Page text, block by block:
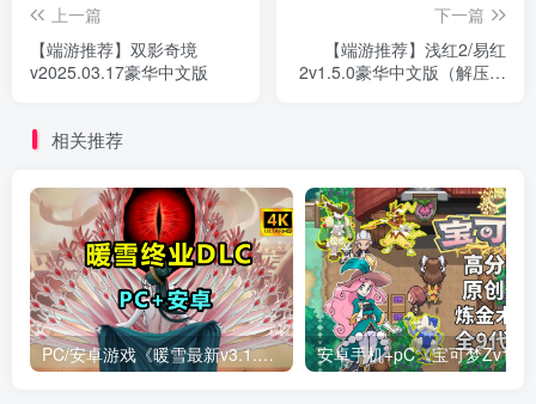
上一篇
【端游推荐】双影奇境
v2025.03.17豪华中文版
下一篇
【端游推荐】浅红2/易红
2v1.5.0豪华中文版（解压即
相关推荐
PC/安卓游戏《暖雪最新v3.1.0.1》终业DLC整合版！